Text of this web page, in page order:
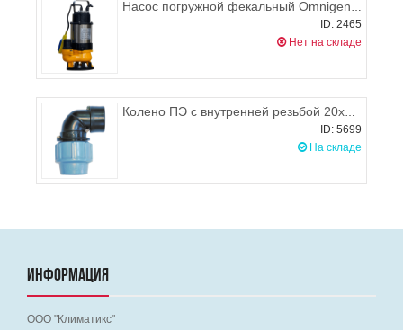
Насос погружной фекальный Omnigena WQ 450F
ID: 2465
Нет на складе
Колено ПЭ с внутренней резьбой 20х3/4" Unidelta
ID: 5699
На складе
ИНФОРМАЦИЯ
ООО "Климатикс"